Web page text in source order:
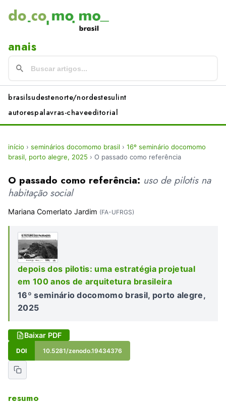
anais
brasilsudestenorte/nordestesulint
autorespalavras-chaveeditorial
início › seminários docomomo brasil › 16º seminário docomomo
brasil, porto alegre, 2025 › O passado como referência
O passado como referência: uso de pilotis na
habitação social
Mariana Comerlato Jardim (FA-UFRGS)
depois dos pilotis: uma estratégia projetual
em 100 anos de arquitetura brasileira
16º seminário docomomo brasil, porto alegre,
2025
Baixar PDF
DOI 10.5281/zenodo.19434376
resumo